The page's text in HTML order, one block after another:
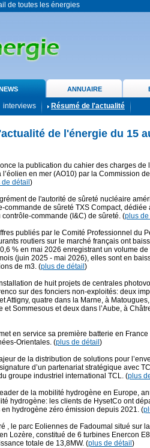
de toutes les énergies
ANNUAIRE
interviews Résumé de l'actualité
de l'énergie du 15
la publication du cahier des charges de
l’éolien en mer (AO10) par la Commission
détail )
de l'autorité de sûreté nucléaire
commande de sûreté TXS Compact, dédiée
contrôle-commande (I&C) de sûreté. (plus
publiés par le Comité Professionnel du
routiers sur le marché français ont
% en mai 2026 enregistrant un volume
(juin 2025 - mai 2026), elles sont en
de m3. (plus de détail )
de huit projets de centrales
sur des fonciers non-exploités: deux
Attigny, quatre dans la Marne, à
et Sommesous et deux dans l’Aube, à
en service sa première batterie en
Orientales. (plus de détail )
de la distribution de solutions pour
d’un partenariat stratégique avec
groupe industriel international TCL. (plus
de la mobilité hydrogène en Europe,
hydrogène: les clients de HysetCo ont
hydrogène zéro émission depuis 2021. (
, le parc Eoliennes de Fadoumal situé sur
Lozère, constitué de 6 turbines Enercon
totale de 13,8MW. (plus de détail )